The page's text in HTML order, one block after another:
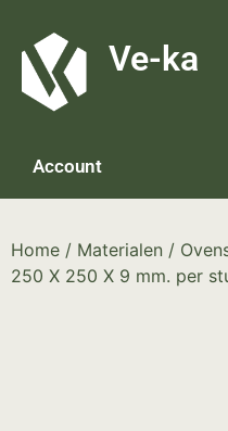
Ve-ka
Account
Home / Materialen /
250 X 250 X 9 mm. per